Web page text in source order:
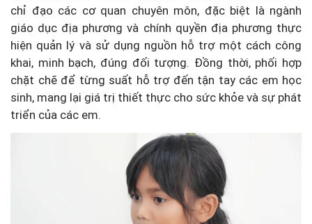
chỉ đạo các cơ quan chuyên môn, đặc biệt là ngành
giáo dục địa phương và chính quyền địa phương thực
hiện quản lý và sử dụng nguồn hỗ trợ một cách công
khai, minh bạch, đúng đối tượng. Đồng thời, phối hợp
chặt chẽ để từng suất hỗ trợ đến tận tay các em học
sinh, mang lại giá trị thiết thực cho sức khỏe và sự phát
triển của các em.